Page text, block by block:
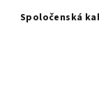
Spoločenská